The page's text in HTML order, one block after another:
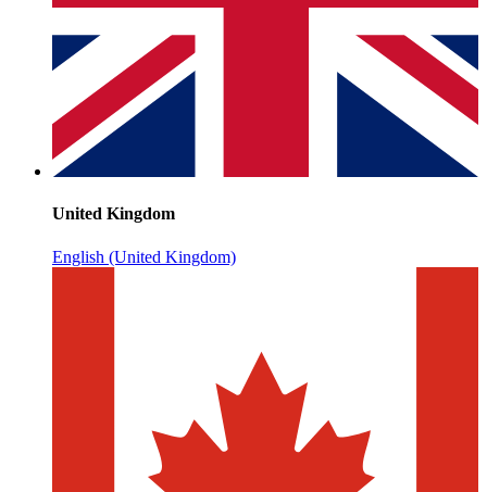
United Kingdom
English (United Kingdom)